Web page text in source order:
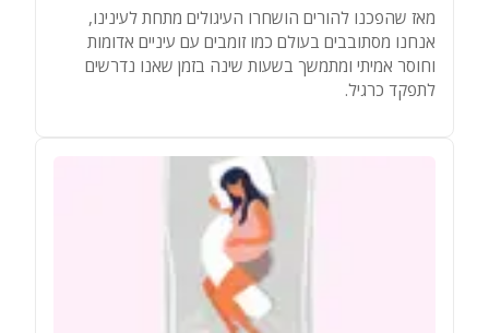
מאז שהפכנו להורים הושחרו העיגולים מתחת לעינינו,
אנחנו מסתובבים בעולם כמו זומבים עם עיניים אדומות
וחוסר אמיתי ומתמשך בשעות שינה בזמן שאנו נדרשים
לתפקד כרגיל.